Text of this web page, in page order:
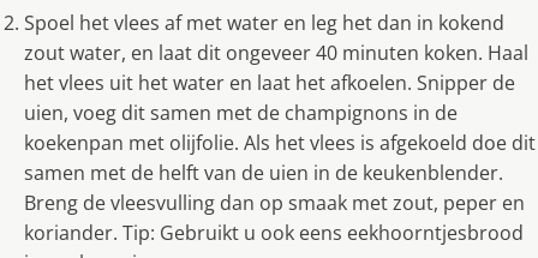
Spoel het vlees af met water en leg het dan in kokend
zout water, en laat dit ongeveer 40 minuten koken. Haal
het vlees uit het water en laat het afkoelen. Snipper de
uien, voeg dit samen met de champignons in de
koekenpan met olijfolie. Als het vlees is afgekoeld doe dit
samen met de helft van de uien in de keukenblender.
Breng de vleesvulling dan op smaak met zout, peper en
koriander. Tip: Gebruikt u ook eens eekhoorntjesbrood